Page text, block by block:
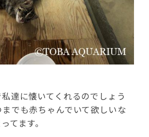
達に懐いてくれるのでしょう
でも赤ちゃんでいて欲しいな
てます。